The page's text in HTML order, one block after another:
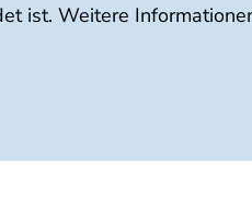
ist. Weitere